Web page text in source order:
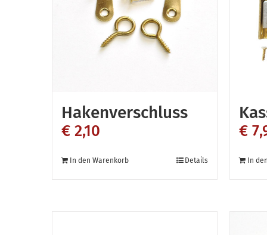
Hakenverschluss
€ 2,10
In den Warenkorb Details
€
In